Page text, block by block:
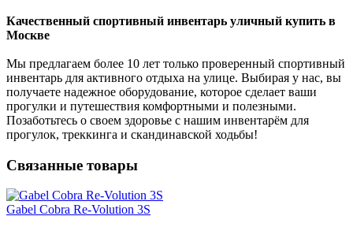
Качественный спортивный инвентарь уличный купить в
Москве
Мы предлагаем более 10 лет только проверенный спортивный
инвентарь для активного отдыха на улице. Выбирая у нас, вы
получаете надежное оборудование, которое сделает ваши
прогулки и путешествия комфортными и полезными.
Позаботьтесь о своем здоровье с нашим инвентарём для
прогулок, треккинга и скандинавской ходьбы!
Связанные товары
Gabel Cobra Re-Volution 3S